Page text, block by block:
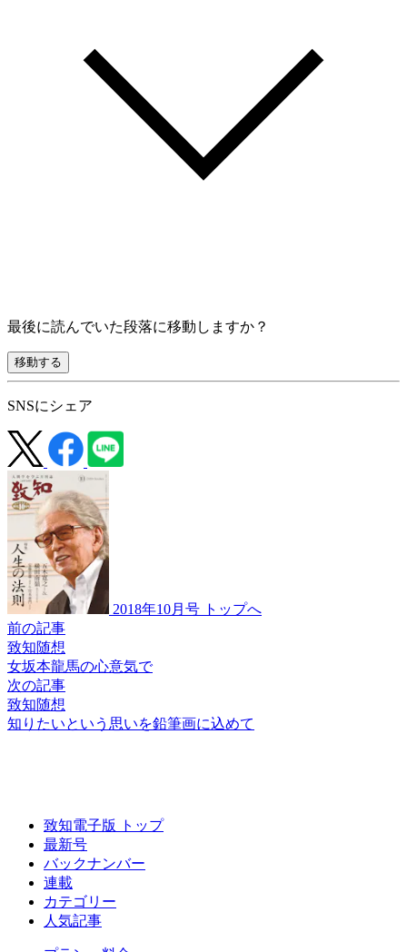
最後に読んでいた段落に移動しますか？
移動する
SNSにシェア
2018年10月号 トップへ
前の記事
致知随想
女坂本龍馬の心意気で
次の記事
致知随想
知りたいという思いを鉛筆画に込めて
致知電子版 トップ
最新号
バックナンバー
連載
カテゴリー
人気記事